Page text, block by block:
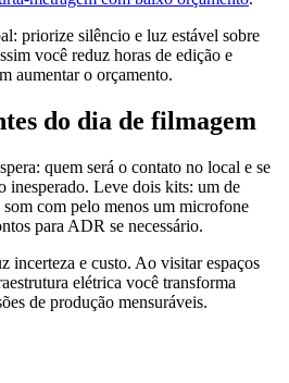
priorize silêncio e luz estável sobre
você reduz horas de edição e
aumentar o orçamento.
do dia de filmagem
quem será o contato no local e se
inesperado. Leve dois kits: um de
com pelo menos um microfone
para ADR se necessário.
incerteza e custo. Ao visitar espaços
elétrica você transforma
de produção mensuráveis.